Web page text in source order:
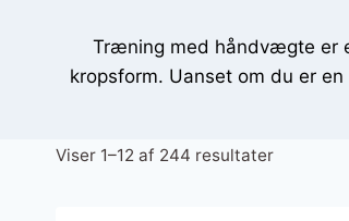
Træning med håndvægte er
kropsform. Uanset om du er
Viser 1–12 af 244 resultaterSorteret